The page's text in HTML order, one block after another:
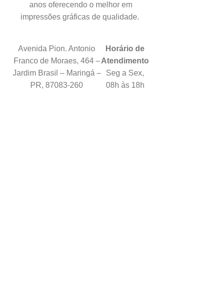
anos oferecendo o melhor em
impressões gráficas de qualidade.
Avenida Pion. Antonio
Franco de Moraes, 464 –
Jardim Brasil – Maringá –
PR, 87083-260
Horário de
Atendimento
Seg a Sex,
08h às 18h